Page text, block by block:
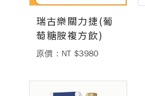
瑞古樂關力捷(葡
萄糖胺複方飲)
原價：NT $3980
會員專區
訂單查詢 使用條款
購物須知 退換貨流程